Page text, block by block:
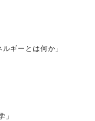
ギーとは何か」
」